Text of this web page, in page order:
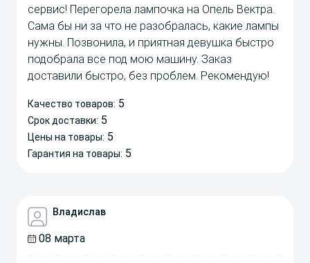
сервис! Перегорела лампочка на Опель Вектра.
Сама бы ни за что не разобралась, какие лампы
нужны. Позвонила, и приятная девушка быстро
подобрала все под мою машину. Заказ
доставили быстро, без проблем. Рекомендую!
Качество товаров: 5
Срок доставки: 5
Цены на товары: 5
Гарантия на товары: 5
Владислав
08 марта